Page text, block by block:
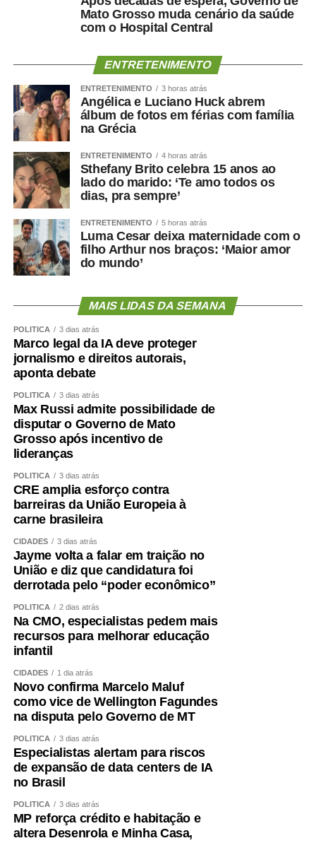
Mato Grosso muda cenário da saúde
com o Hospital Central
ENTRETENIMENTO
ENTRETENIMENTO 3 horas atrás
Angélica e Luciano Huck abrem
álbum de fotos em férias com família
na Grécia
ENTRETENIMENTO 4 horas atrás
Sthefany Brito celebra 15 anos ao
lado do marido: ‘Te amo todos os
dias, pra sempre’
ENTRETENIMENTO 5 horas atrás
Luma Cesar deixa maternidade com o
filho Arthur nos braços: ‘Maior amor
do mundo’
MAIS LIDAS DA SEMANA
POLÍTICA 3 dias atrás
Marco legal da IA deve proteger
jornalismo e direitos autorais,
aponta debate
POLÍTICA 3 dias atrás
Max Russi admite possibilidade de
disputar o Governo de Mato
Grosso após incentivo de
lideranças
POLÍTICA 3 dias atrás
CRE amplia esforço contra
barreiras da União Europeia à
carne brasileira
CIDADES 3 dias atrás
Jayme volta a falar em traição no
União e diz que candidatura foi
derrotada pelo “poder econômico”
POLÍTICA 2 dias atrás
Na CMO, especialistas pedem mais
recursos para melhorar educação
infantil
CIDADES 1 dia atrás
Novo confirma Marcelo Maluf
como vice de Wellington Fagundes
na disputa pelo Governo de MT
POLÍTICA 3 dias atrás
Especialistas alertam para riscos
de expansão de data centers de IA
no Brasil
POLÍTICA 3 dias atrás
MP reforça crédito e habitação e
altera Desenrola e Minha Casa,